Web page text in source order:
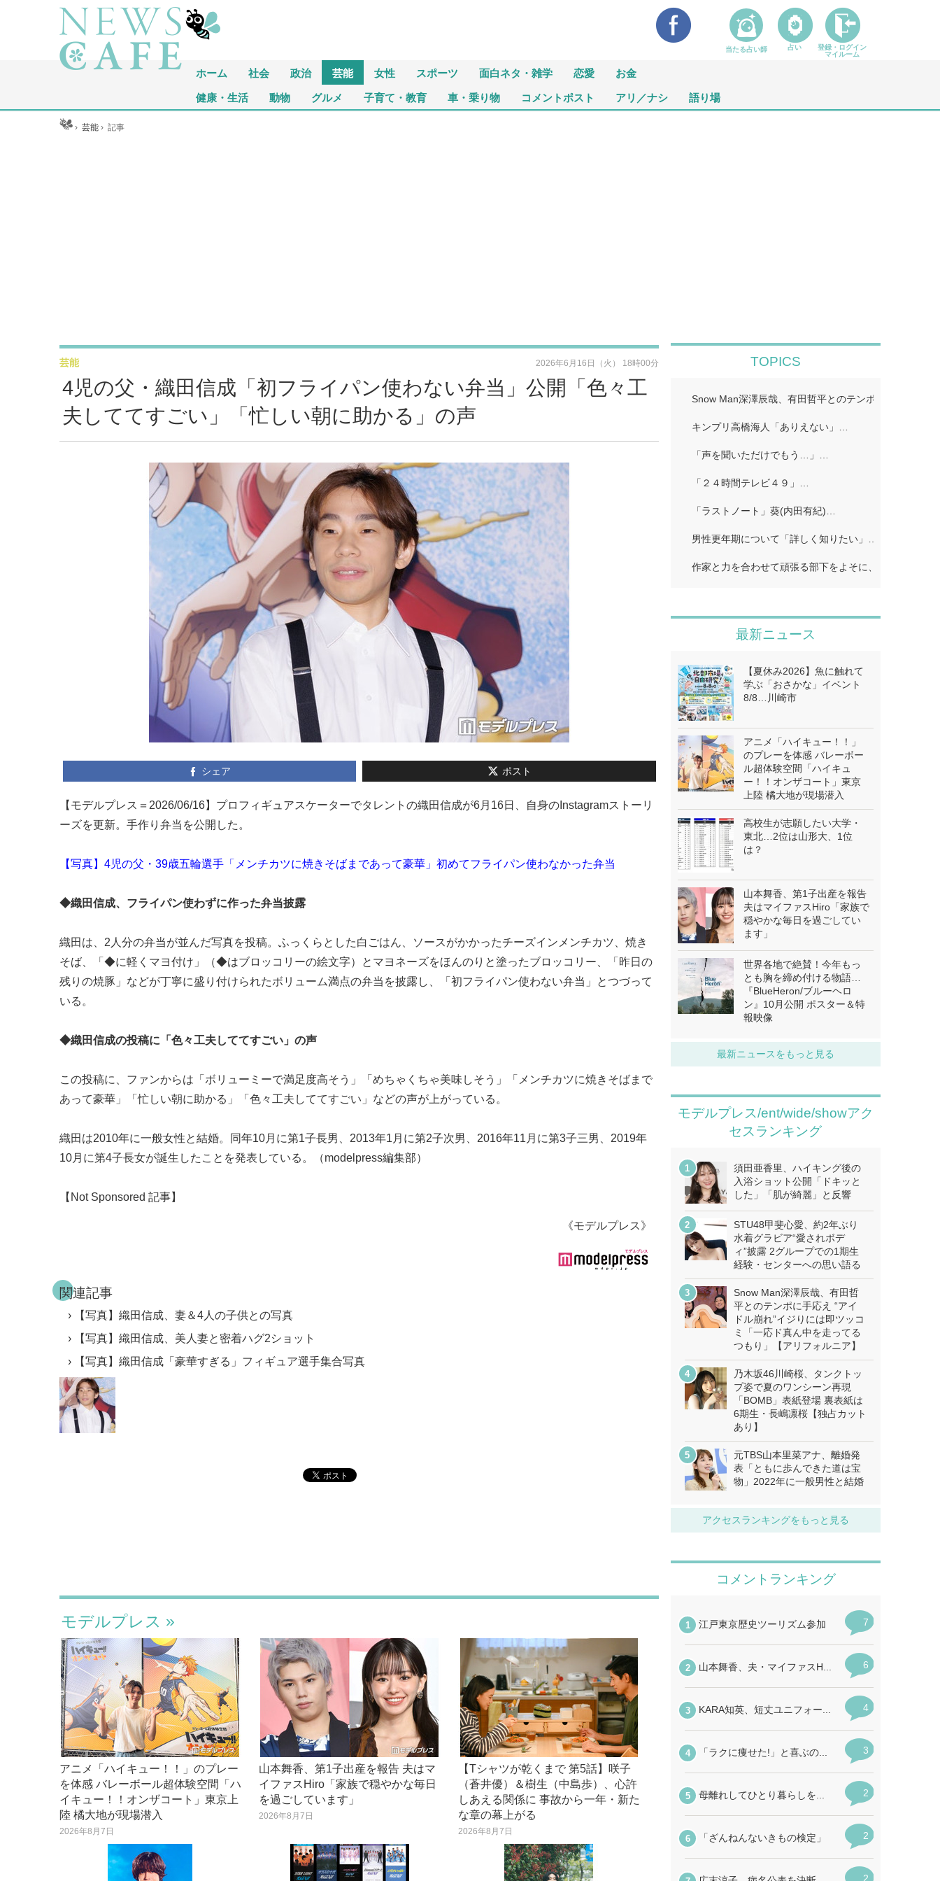
ホーム 社会 政治 芸能 女性 スポーツ 面白ネタ・雑学 恋愛 お金
健康・生活 動物 グルメ 子育て・教育 車・乗り物 コメントポスト アリ／ナシ 語り場
ホーム ›芸能 ›記事
4児の父・織田信成「初フライパン使わない弁当」公開「色々工
夫しててすごい」「忙しい朝に助かる」の声
芸能 2026年6月16日（火） 18時00分
シェア ポスト
【モデルプレス＝2026/06/16】プロフィギュアスケーターでタレントの織田信成が6月16日、自身のInstagramストーリ
ーズを更新。手作り弁当を公開した。
【写真】4児の父・39歳五輪選手「メンチカツに焼きそばまであって豪華」初めてフライパン使わなかった弁当
◆織田信成、フライパン使わずに作った弁当披露
織田は、2人分の弁当が並んだ写真を投稿。ふっくらとした白ごはん、ソースがかかったチーズインメンチカツ、焼き
そば、「◆に軽くマヨ付け」（◆はブロッコリーの絵文字）とマヨネーズをほんのりと塗ったブロッコリー、「昨日の
残りの焼豚」などが丁寧に盛り付けられたボリューム満点の弁当を披露し、「初フライパン使わない弁当」とつづって
いる。
◆織田信成の投稿に「色々工夫しててすごい」の声
この投稿に、ファンからは「ボリューミーで満足度高そう」「めちゃくちゃ美味しそう」「メンチカツに焼きそばまで
あって豪華」「忙しい朝に助かる」「色々工夫しててすごい」などの声が上がっている。
織田は2010年に一般女性と結婚。同年10月に第1子長男、2013年1月に第2子次男、2016年11月に第3子三男、2019年
10月に第4子長女が誕生したことを発表している。（modelpress編集部）
【Not Sponsored 記事】
《モデルプレス》
関連記事
【写真】織田信成、妻＆4人の子供との写真
【写真】織田信成、美人妻と密着ハグ2ショット
【写真】織田信成「豪華すぎる」フィギュア選手集合写真
モデルプレス
アニメ「ハイキュー！！」のプレー
を体感 バレーボール超体験空間「ハ
イキュー！！オンザコート」東京上
陸 橘大地が現場潜入
2026年8月7日
山本舞香、第1子出産を報告 夫はマ
イファスHiro「家族で穏やかな毎日
を過ごしています」
2026年8月7日
【Tシャツが乾くまで 第5話】咲子
（蒼井優）＆樹生（中島歩）、心許
しあえる関係に 事故から一年・新た
な章の幕上がる
2026年8月7日
TOPICS
Snow Man深澤辰哉、有田哲平とのテンポに手応え “ア
キンプリ高橋海人「ありえない」…
「声を聞いただけでもう…」…
「２４時間テレビ４９」…
「ラストノート」葵(内田有紀)…
男性更年期について「詳しく知りたい」…
作家と力を合わせて頑張る部下をよそに、上司は陰で
最新ニュース
【夏休み2026】魚に触れて
学ぶ「おさかな」イベント
8/8…川崎市
アニメ「ハイキュー！！」
のプレーを体感 バレーボー
ル超体験空間「ハイキュ
ー！！オンザコート」東京
上陸 橘大地が現場潜入
高校生が志願したい大学・
東北…2位は山形大、1位
は？
山本舞香、第1子出産を報告
夫はマイファスHiro「家族で
穏やかな毎日を過ごしてい
ます」
世界各地で絶賛！今年もっ
とも胸を締め付ける物語…
『BlueHeron/ブルーヘロ
ン』10月公開 ポスター＆特
報映像
最新ニュースをもっと見る
モデルプレス/ent/wide/showアク
セスランキング
須田亜香里、ハイキング後の
入浴ショット公開「ドキッと
した」「肌が綺麗」と反響
STU48甲斐心愛、約2年ぶり
水着グラビア“愛されボデ
ィ”披露 2グループでの1期生
経験・センターへの思い語る
Snow Man深澤辰哉、有田哲
平とのテンポに手応え “アイ
ドル崩れ”イジりには即ツッコ
ミ「一応ド真ん中を走ってる
つもり」【アリフォルニア】
乃木坂46川崎桜、タンクトッ
プ姿で夏のワンシーン再現
「BOMB」表紙登場 裏表紙は
6期生・長嶋凛桜【独占カット
あり】
元TBS山本里菜アナ、離婚発
表「ともに歩んできた道は宝
物」2022年に一般男性と結婚
アクセスランキングをもっと見る
当たる占い師 占い
登録・ログイン
マイルーム